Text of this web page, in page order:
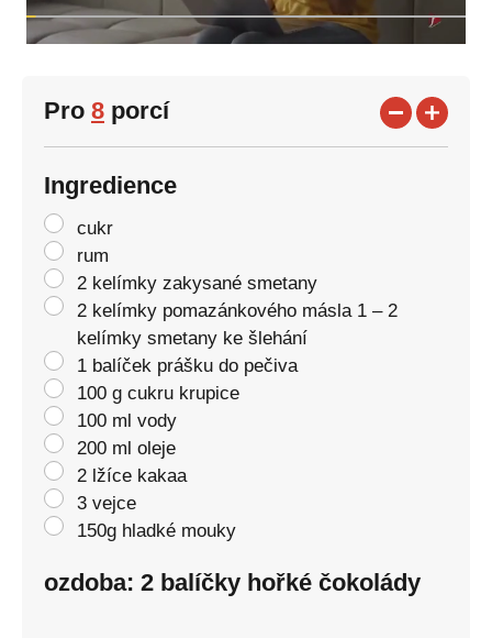
Pro 8 porcí
Ingredience
cukr
rum
2 kelímky zakysané smetany
2 kelímky pomazánkového másla 1 – 2
kelímky smetany ke šlehání
1 balíček prášku do pečiva
100 g cukru krupice
100 ml vody
200 ml oleje
2 lžíce kakaa
3 vejce
150g hladké mouky
ozdoba: 2 balíčky hořké čokolády